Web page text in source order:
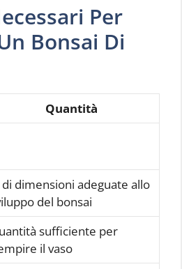
Per
Bonsai Di
Quantità
di dimensioni adeguate allo
del bonsai
sufficiente per
il vaso